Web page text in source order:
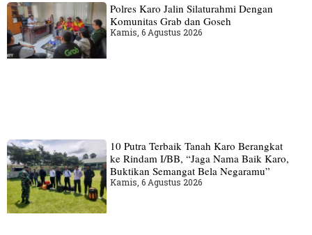
Polres Karo Jalin Silaturahmi Dengan
Komunitas Grab dan Goseh
Kamis, 6 Agustus 2026
10 Putra Terbaik Tanah Karo Berangkat
ke Rindam I/BB, “Jaga Nama Baik Karo,
Buktikan Semangat Bela Negaramu”
Kamis, 6 Agustus 2026